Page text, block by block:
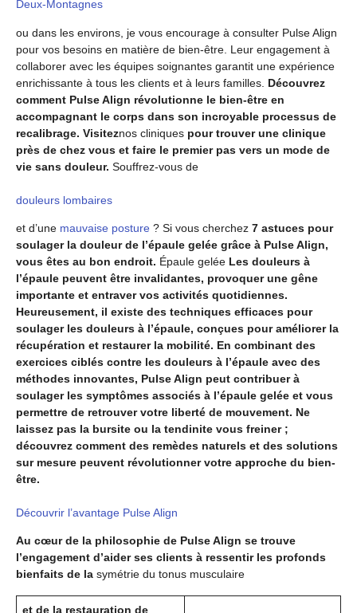
Deux-Montagnes
ou dans les environs, je vous encourage à consulter Pulse Align
pour vos besoins en matière de bien-être. Leur engagement à
collaborer avec les équipes soignantes garantit une expérience
enrichissante à tous les clients et à leurs familles. Découvrez
comment Pulse Align révolutionne le bien-être en
accompagnant le corps dans son incroyable processus de
recalibrage. Visiteznos cliniques pour trouver une clinique
près de chez vous et faire le premier pas vers un mode de
vie sans douleur. Souffrez-vous de
douleurs lombaires
et d’une mauvaise posture ? Si vous cherchez 7 astuces pour
soulager la douleur de l’épaule gelée grâce à Pulse Align,
vous êtes au bon endroit. Épaule gelée Les douleurs à
l’épaule peuvent être invalidantes, provoquer une gêne
importante et entraver vos activités quotidiennes.
Heureusement, il existe des techniques efficaces pour
soulager les douleurs à l’épaule, conçues pour améliorer la
récupération et restaurer la mobilité. En combinant des
exercices ciblés contre les douleurs à l’épaule avec des
méthodes innovantes, Pulse Align peut contribuer à
soulager les symptômes associés à l’épaule gelée et vous
permettre de retrouver votre liberté de mouvement. Ne
laissez pas la bursite ou la tendinite vous freiner ;
découvrez comment des remèdes naturels et des solutions
sur mesure peuvent révolutionner votre approche du bien-
être.
Découvrir l’avantage Pulse Align
Au cœur de la philosophie de Pulse Align se trouve
l’engagement d’aider ses clients à ressentir les profonds
bienfaits de la symétrie du tonus musculaire
et de la restauration de